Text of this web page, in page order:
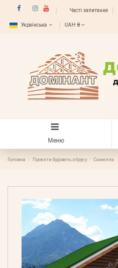
Часті запитання
Українська UAH ₴
Меню
Головна Проекти будівель з брусу Самелла